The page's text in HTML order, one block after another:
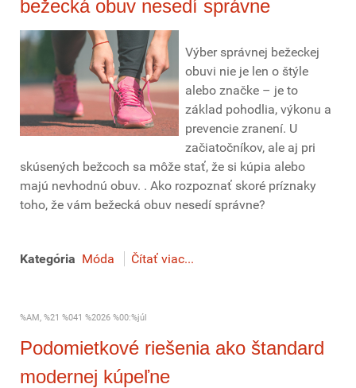
bežecká obuv nesedí správne
Výber správnej bežeckej
obuvi nie je len o štýle
alebo značke – je to
základ pohodlia, výkonu a
prevencie zranení. U
začiatočníkov, ale aj pri
skúsených bežcoch sa môže stať, že si kúpia alebo
majú nevhodnú obuv. . Ako rozpoznať skoré príznaky
toho, že vám bežecká obuv nesedí správne?
Kategória Móda Čítať viac...
%AM, %21 %041 %2026 %00:%júl
Podomietkové riešenia ako štandard
modernej kúpeľne